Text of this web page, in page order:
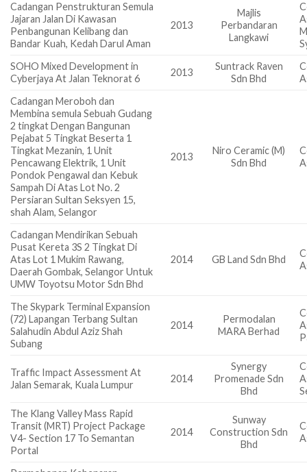
Cadangan Penstrukturan Semula
Jajaran Jalan Di Kawasan
Penbangunan Kelibang dan
Bandar Kuah, Kedah Darul Aman
2013
Majlis
Perbandaran
Langkawi
SOHO Mixed Development in
Cyberjaya At Jalan Teknorat 6
2013
Suntrack Raven
Sdn Bhd
Cadangan Meroboh dan
Membina semula Sebuah Gudang
2 tingkat Dengan Bangunan
Pejabat 5 Tingkat Beserta 1
Tingkat Mezanin, 1 Unit
Pencawang Elektrik, 1 Unit
Pondok Pengawal dan Kebuk
Sampah Di Atas Lot No. 2
Persiaran Sultan Seksyen 15,
shah Alam, Selangor
2013
Niro Ceramic (M)
Sdn Bhd
Cadangan Mendirikan Sebuah
Pusat Kereta 3S 2 Tingkat Di
Atas Lot 1 Mukim Rawang,
Daerah Gombak, Selangor Untuk
UMW Toyotsu Motor Sdn Bhd
2014 GB Land Sdn Bhd
The Skypark Terminal Expansion
(72) Lapangan Terbang Sultan
Salahudin Abdul Aziz Shah
Subang
2014
Permodalan
MARA Berhad
Traffic Impact Assessment At
Jalan Semarak, Kuala Lumpur
2014
Synergy
Promenade Sdn
Bhd
The Klang Valley Mass Rapid
Transit (MRT) Project Package
V4- Section 17 To Semantan
Portal
2014
Sunway
Construction Sdn
Bhd